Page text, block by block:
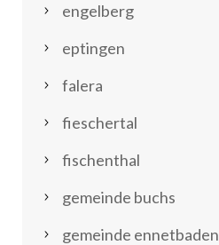
engelberg
eptingen
falera
fieschertal
fischenthal
gemeinde buchs
gemeinde ennetbaden